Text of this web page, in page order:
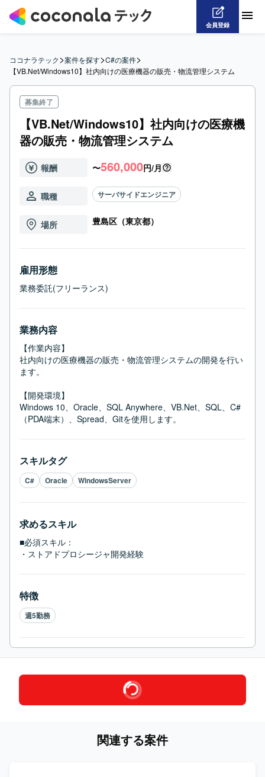
会員登録
ココナラテック>案件を探す>C#の案件>
【VB.Net/Windows10】社内向けの医療機器の販売・物流管理システム
募集終了
【VB.Net/Windows10】社内向けの医療機
器の販売・物流管理システム
報酬 〜560,000円/月
職種 サーバサイドエンジニア
場所 豊島区（東京都）
雇用形態
業務委託(フリーランス)
業務内容
【作業内容】
社内向けの医療機器の販売・物流管理システムの開発を行い
ます。
【開発環境】
Windows 10、Oracle、SQL Anywhere、VB.Net、SQL、C#
（PDA端末）、Spread、Gitを使用します。
スキルタグ
C# Oracle WindowsServer
求めるスキル
■必須スキル：
・ストアドプロシージャ開発経験
特徴
週5勤務
関連する案件